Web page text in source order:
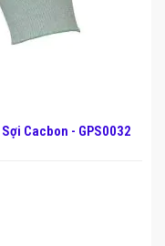
Cacbon - GPS0032